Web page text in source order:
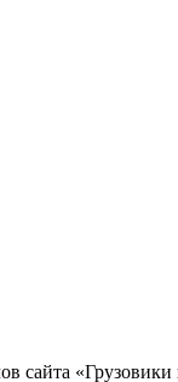
сайта